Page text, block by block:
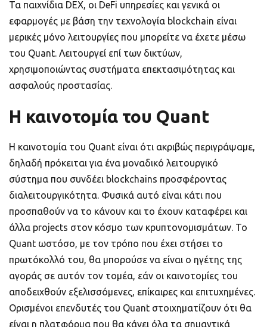
Τα παιχνίδια DEX, οι DeFi υπηρεσίες και γενικά οι
εφαρμογές με βάση την τεχνολογία blockchain είναι
μερικές μόνο λειτουργίες που μπορείτε να έχετε μέσω
του Quant. Λειτουργεί επί των δικτύων,
χρησιμοποιώντας συστήματα επεκτασιμότητας και
ασφαλούς προστασίας.
Η καινοτομία του Quant
Η καινοτομία του Quant είναι ότι ακριβώς περιγράψαμε,
δηλαδή πρόκειται για ένα μοναδικό λειτουργικό
σύστημα που συνδέει blockchains προσφέροντας
διαλειτουργικότητα. Φυσικά αυτό είναι κάτι που
προσπαθούν να το κάνουν και το έχουν καταφέρει και
άλλα projects στον κόσμο των κρυπτονομισμάτων. Το
Quant ωστόσο, με τον τρόπο που έχει στήσει το
πρωτόκολλό του, θα μπορούσε να είναι ο ηγέτης της
αγοράς σε αυτόν τον τομέα, εάν οι καινοτομίες του
αποδειχθούν εξελισσόμενες, επίκαιρες και επιτυχημένες.
Ορισμένοι επενδυτές του Quant στοιχηματίζουν ότι θα
είναι η πλατφόρμα που θα κάνει όλα τα σημαντικά